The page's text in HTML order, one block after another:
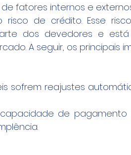
fatores internos e
de crédito. Esse
dos devedores e
A seguir, os principais
sofrem reajustes
de pagamento